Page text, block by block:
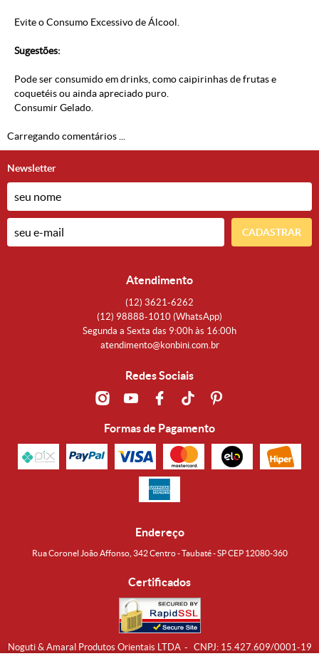
Evite o Consumo Excessivo de Álcool.
Sugestões:
Pode ser consumido em drinks, como caipirinhas de frutas e
coquetéis ou ainda apreciado puro.
Consumir Gelado.
Carregando comentários ...
Newsletter
CADASTRAR
Atendimento
(12) 3621-6262
(12) 98888-1010 (WhatsApp)
Segunda a Sexta das 9:00h às 16:00h
atendimento@konbini.com.br
Redes Sociais
Formas de Pagamento
Endereço
Rua Coronel João Affonso, 342 Centro - Taubaté - SP CEP 12080-360
Certificados
Noguti & Amaral Produtos Orientais LTDA CNPJ: 15.427.609/0001-19